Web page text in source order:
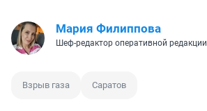
Мария Филиппова
Шеф-редактор оперативной редакции
Взрыв газа Саратов